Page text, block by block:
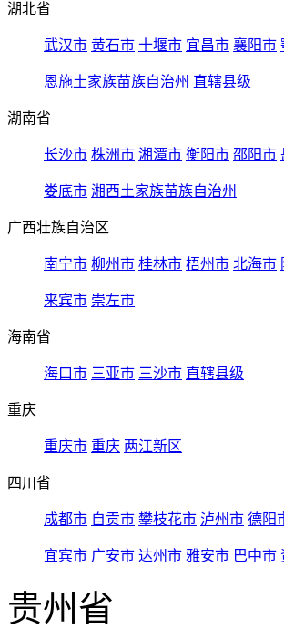
湖北省
武汉市 黄石市 十堰市 宜昌市 襄阳市
恩施土家族苗族自治州 直辖县级
湖南省
长沙市 株洲市 湘潭市 衡阳市 邵阳市
娄底市 湘西土家族苗族自治州
广西壮族自治区
南宁市 柳州市 桂林市 梧州市 北海市
来宾市 崇左市
海南省
海口市 三亚市 三沙市 直辖县级
重庆
重庆市 重庆 两江新区
四川省
成都市 自贡市 攀枝花市 泸州市 德阳
宜宾市 广安市 达州市 雅安市 巴中市
贵州省